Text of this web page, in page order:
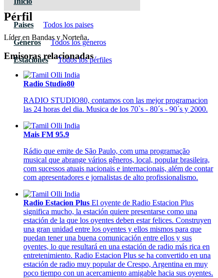
Paises Todos los paises
Géneros Todos los géneros
Estaciones Todos los pérfiles
Pérfil
Líder en Bandas y Norteña.
Emisoras relacionadas
Radio Studio80
RADIO STUDIO80, contamos con las mejor programacion
las 24 horas del dia. Musica de los 70`s - 80´s - 90´s y 2000.
Mais FM 95.9
Rádio que emite de São Paulo, com uma programação
musical que abrange vários gêneros, local, popular brasileira,
com sucessos atuais nacionais e internacionais, além de contar
com apresentadores e jornalistas de alto profissionalismo.
Radio Estacion Plus El oyente de Radio Estacion Plus
significa mucho, la estación quiere presentarse como una
estación de la que los oyentes deben estar felices. Construyen
una gran unidad entre los oyentes y ellos mismos para que
puedan tener una buena comunicación entre ellos y sus
oyentes, lo que resultará en una estación de radio más rica en
entretenimiento. Radio Estacion Plus se ha convertido en una
estación de radio muy popular de Crespo, Argentina en muy
poco tiempo con un acercamiento amigable hacia sus oyentes.